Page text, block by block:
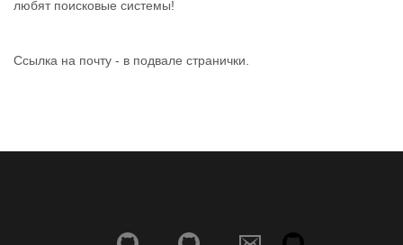
любят поисковые системы!
Ссылка на почту - в подвале странички.